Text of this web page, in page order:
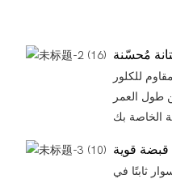
مُحسّنة
للكلور
طول العمر
قبضة قوية
ثابتًا في